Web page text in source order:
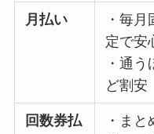
月払い
・毎月
定で安
・通う
ど割安
回数券払
・まと